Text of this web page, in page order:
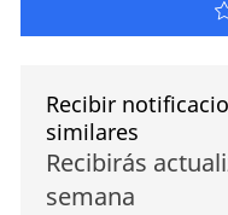
Recibir
similares
Recibirás
semana